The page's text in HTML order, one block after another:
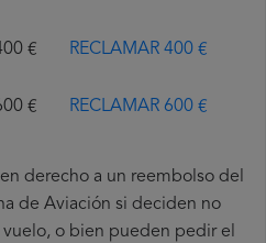
€ RECLAMAR 400 €
€ RECLAMAR 600 €
derecho a un reembolso del
de Aviación si deciden no
o bien pueden pedir el